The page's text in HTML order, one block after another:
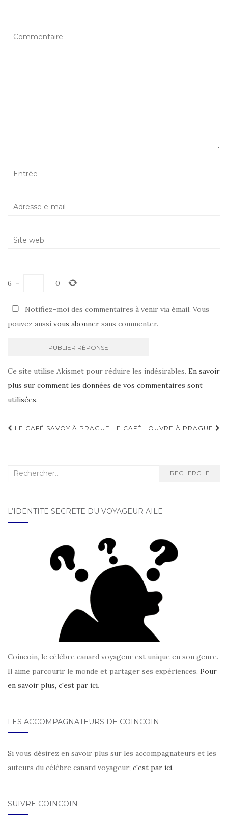
6 − = 0
Notifiez-moi des commentaires à venir via émail. Vous
pouvez aussi vous abonner sans commenter.
Ce site utilise Akismet pour réduire les indésirables. En savoir
plus sur comment les données de vos commentaires sont
utilisées.
LE CAFÉ SAVOY À PRAGUE LE CAFÉ LOUVRE À PRAGUE
Recherche : RECHERCHE
L’IDENTITÉ SECRÈTE DU VOYAGEUR AILÉ
Coincoin, le célèbre canard voyageur est unique en son genre.
Il aime parcourir le monde et partager ses expériences. Pour
en savoir plus, c'est par ici.
LES ACCOMPAGNATEURS DE COINCOIN
Si vous désirez en savoir plus sur les accompagnateurs et les
auteurs du célèbre canard voyageur; c'est par ici.
SUIVRE COINCOIN